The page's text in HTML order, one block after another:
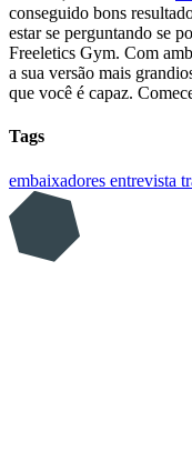
conseguido bons
estar se perguntando se
Freeletics Gym. Com
a sua versão mais
que você é capaz.
Tags
embaixadores entrevista